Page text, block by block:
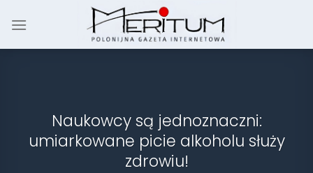
Naukowcy są jednoznaczni:
umiarkowane picie alkoholu służy
zdrowiu!